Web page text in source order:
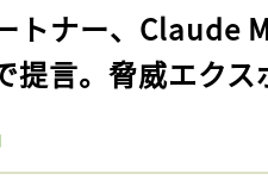
トナー、Claude
提言。脅威エク